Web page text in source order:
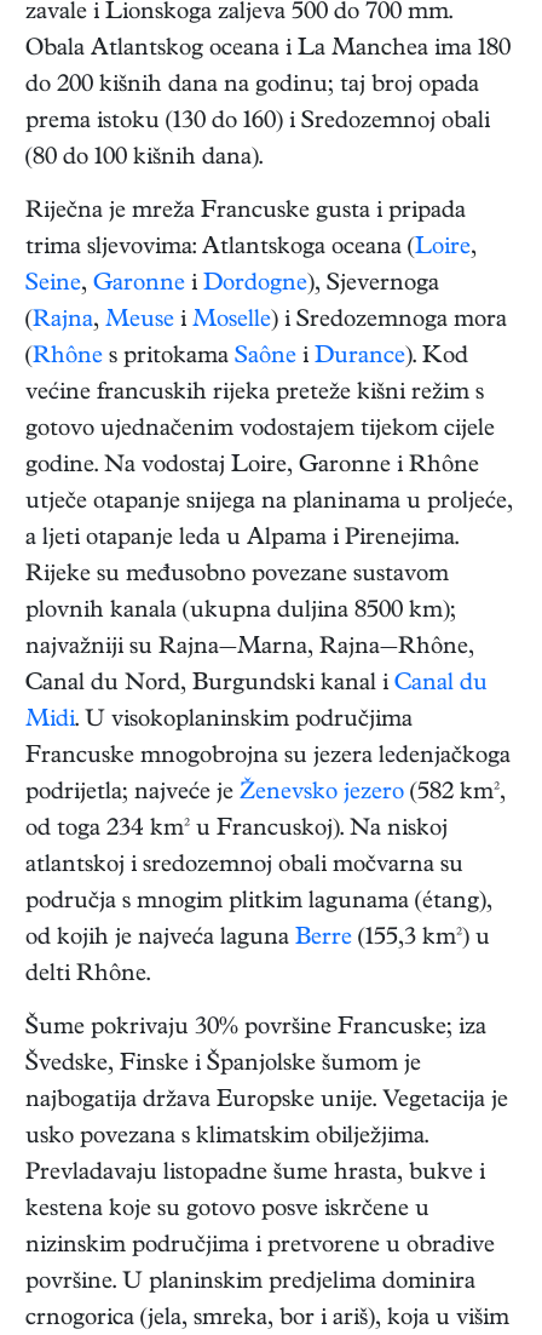
zavale i Lionskoga zaljeva 500 do 700 mm.
Obala Atlantskog oceana i La Manchea ima 180
do 200 kišnih dana na godinu; taj broj opada
prema istoku (130 do 160) i Sredozemnoj obali
(80 do 100 kišnih dana).
Riječna je mreža Francuske gusta i pripada
trima sljevovima: Atlantskoga oceana (Loire,
Seine, Garonne i Dordogne), Sjevernoga
(Rajna, Meuse i Moselle) i Sredozemnoga mora
(Rhône s pritokama Saône i Durance). Kod
većine francuskih rijeka preteže kišni režim s
gotovo ujednačenim vodostajem tijekom cijele
godine. Na vodostaj Loire, Garonne i Rhône
utječe otapanje snijega na planinama u proljeće,
a ljeti otapanje leda u Alpama i Pirenejima.
Rijeke su međusobno povezane sustavom
plovnih kanala (ukupna duljina 8500 km);
najvažniji su Rajna‒Marna, Rajna‒Rhône,
Canal du Nord, Burgundski kanal i Canal du
Midi. U visokoplaninskim područjima
Francuske mnogobrojna su jezera ledenjačkoga
podrijetla; najveće je Ženevsko jezero (582 km²,
od toga 234 km² u Francuskoj). Na niskoj
atlantskoj i sredozemnoj obali močvarna su
područja s mnogim plitkim lagunama (étang),
od kojih je najveća laguna Berre (155,3 km²) u
delti Rhône.
Šume pokrivaju 30% površine Francuske; iza
Švedske, Finske i Španjolske šumom je
najbogatija država Europske unije. Vegetacija je
usko povezana s klimatskim obilježjima.
Prevladavaju listopadne šume hrasta, bukve i
kestena koje su gotovo posve iskrčene u
nizinskim područjima i pretvorene u obradive
površine. U planinskim predjelima dominira
crnogorica (jela, smreka, bor i ariš), koja u višim